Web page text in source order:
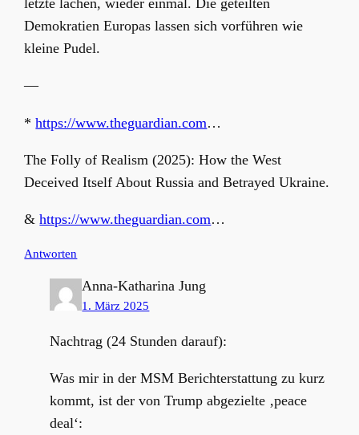
letzte lachen, wieder einmal. Die geteilten
Demokratien Europas lassen sich vorführen wie
kleine Pudel.
—
*https://www.theguardian.com…
The Folly of Realism (2025): How the West
Deceived Itself About Russia and Betrayed Ukraine.
&https://www.theguardian.com…
Antworten
Anna-Katharina Jung
1. März 2025
Nachtrag (24 Stunden darauf):
Was mir in der MSM Berichterstattung zu kurz
kommt, ist der von Trump abgezielte ‚peace
deal‘: